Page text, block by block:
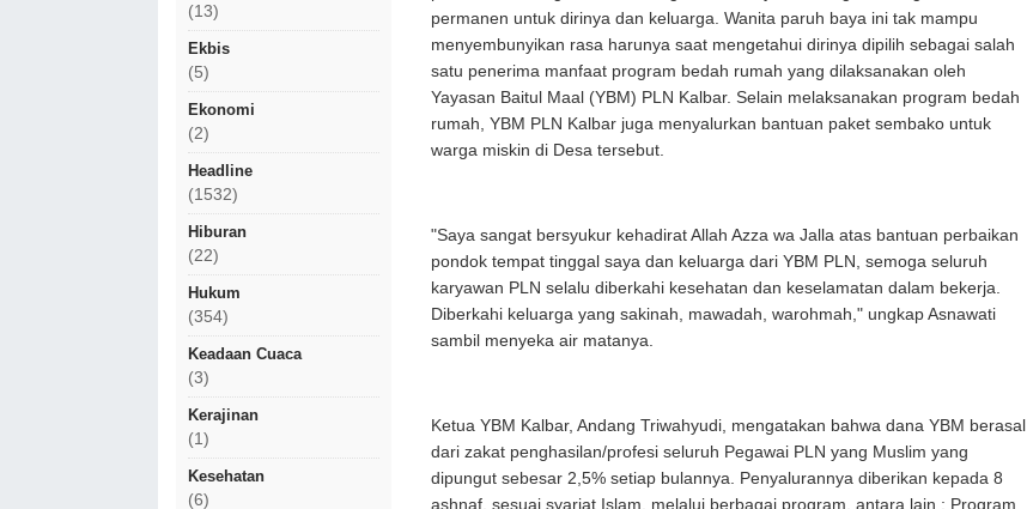
(13)
Ekbis
(5)
Ekonomi
(2)
Headline
(1532)
Hiburan
(22)
Hukum
(354)
Keadaan Cuaca
(3)
Kerajinan
(1)
Kesehatan
(6)
permanen untuk dirinya dan keluarga. Wanita paruh baya ini tak mampu
menyembunyikan rasa harunya saat mengetahui dirinya dipilih sebagai salah
satu penerima manfaat program bedah rumah yang dilaksanakan oleh
Yayasan Baitul Maal (YBM) PLN Kalbar. Selain melaksanakan program bedah
rumah, YBM PLN Kalbar juga menyalurkan bantuan paket sembako untuk
warga miskin di Desa tersebut.
"Saya sangat bersyukur kehadirat Allah Azza wa Jalla atas bantuan perbaikan
pondok tempat tinggal saya dan keluarga dari YBM PLN, semoga seluruh
karyawan PLN selalu diberkahi kesehatan dan keselamatan dalam bekerja.
Diberkahi keluarga yang sakinah, mawadah, warohmah," ungkap Asnawati
sambil menyeka air matanya.
Ketua YBM Kalbar, Andang Triwahyudi, mengatakan bahwa dana YBM berasal
dari zakat penghasilan/profesi seluruh Pegawai PLN yang Muslim yang
dipungut sebesar 2,5% setiap bulannya. Penyalurannya diberikan kepada 8
ashnaf, sesuai syariat Islam, melalui berbagai program, antara lain ; Program